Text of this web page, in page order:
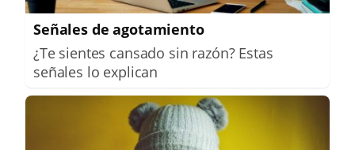
Señales de agotamiento
¿Te sientes cansado sin razón? Estas
señales lo explican